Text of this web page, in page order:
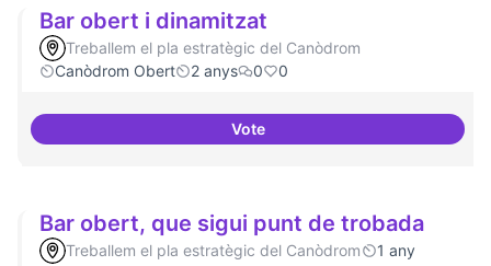
Bar obert i dinamitzat
Treballem el pla estratègic del Canòdrom
Canòdrom Obert
2 anys 0 0
VoteBar obert i dinamitzat
Bar obert, que sigui punt de trobada
Treballem el pla estratègic del Canòdrom
1 any